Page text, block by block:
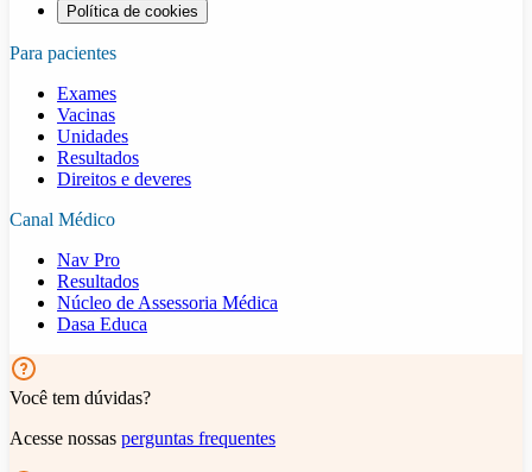
Política de cookies
Para pacientes
Exames
Vacinas
Unidades
Resultados
Direitos e deveres
Canal Médico
Nav Pro
Resultados
Núcleo de Assessoria Médica
Dasa Educa
Você tem dúvidas?
Acesse nossas perguntas frequentes